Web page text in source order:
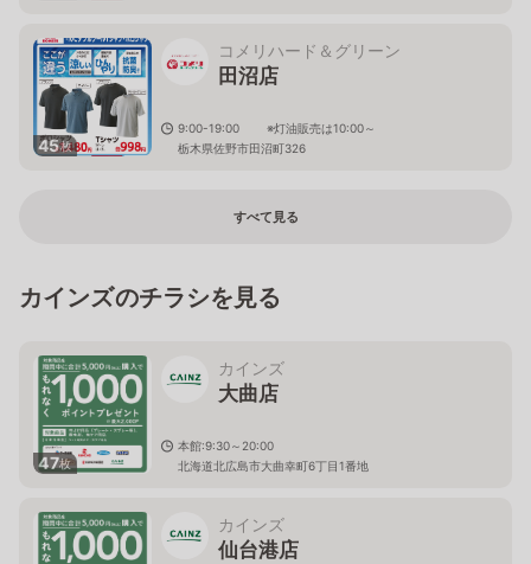
45枚
コメリハード＆グリーン
田沼店
9:00-19:00 ※灯油販売は10:00～
栃木県佐野市田沼町326
すべて見る
カインズのチラシを見る
47枚
カインズ
大曲店
本館:9:30～20:00
北海道北広島市大曲幸町6丁目1番地
カインズ
仙台港店